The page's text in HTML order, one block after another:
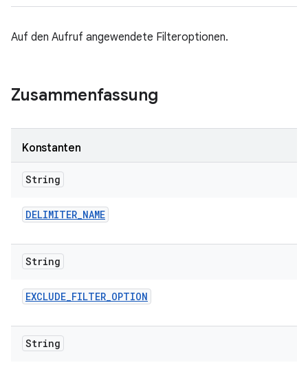
Auf den Aufruf angewendete Filteroptionen.
Zusammenfassung
Konstanten
String
DELIMITER_NAME
String
EXCLUDE_FILTER_OPTION
String